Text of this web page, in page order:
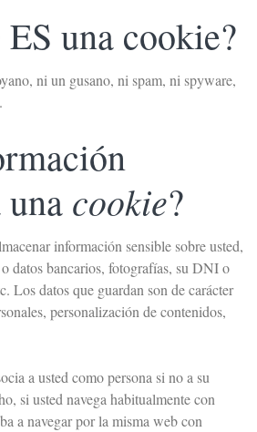
una cookie?
ni un gusano, ni spam, ni spyware,
cookie?
información sensible sobre usted,
datos bancarios, fotografías, su DNI o
Los datos que guardan son de carácter
personalización de contenidos,
a usted como persona si no a su
si usted navega habitualmente con
a navegar por la misma web con